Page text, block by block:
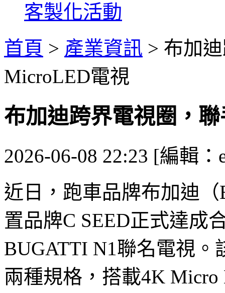
客製化活動
首頁 > 產業資訊 > 布加
MicroLED電視
布加迪跨界電視圈，
2026-06-08 22:23 [編輯：
近日，跑車品牌布加迪
置品牌C SEED正式達成
BUGATTI N1聯名電視。
兩種規格，搭載4K